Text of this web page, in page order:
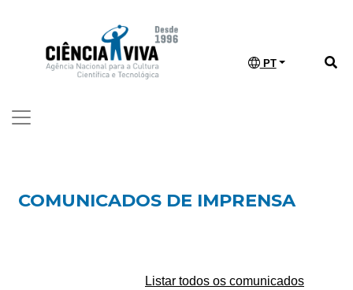
PT
COMUNICADOS DE IMPRENSA
Listar todos os comunicados